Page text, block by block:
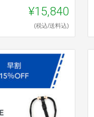
¥15,840
(税込/送料込)